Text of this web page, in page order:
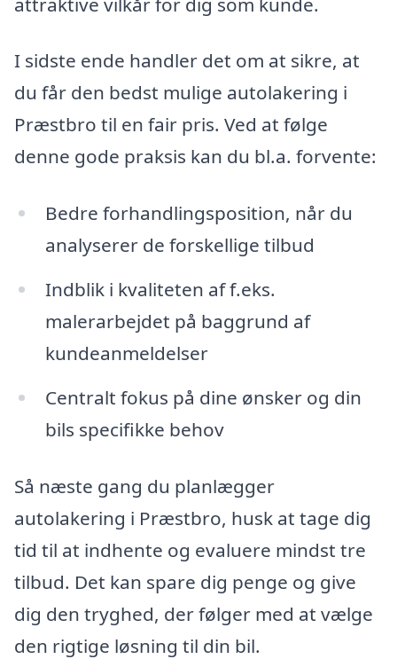
I sidste ende handler det om at sikre, at
du får den bedst mulige autolakering i
Præstbro til en fair pris. Ved at følge
denne gode praksis kan du bl.a. forvente:
Bedre forhandlingsposition, når du
analyserer de forskellige tilbud
Indblik i kvaliteten af f.eks.
malerarbejdet på baggrund af
kundeanmeldelser
Centralt fokus på dine ønsker og din
bils specifikke behov
Så næste gang du planlægger
autolakering i Præstbro, husk at tage dig
tid til at indhente og evaluere mindst tre
tilbud. Det kan spare dig penge og give
dig den tryghed, der følger med at vælge
den rigtige løsning til din bil.